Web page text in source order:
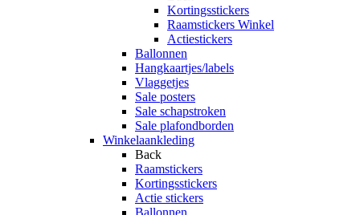
Kortingsstickers
Raamstickers Winkel
Actiestickers
Ballonnen
Hangkaartjes/labels
Vlaggetjes
Sale posters
Sale schapstroken
Sale plafondborden
Winkelaankleding
Back
Raamstickers
Kortingsstickers
Actie stickers
Ballonnen